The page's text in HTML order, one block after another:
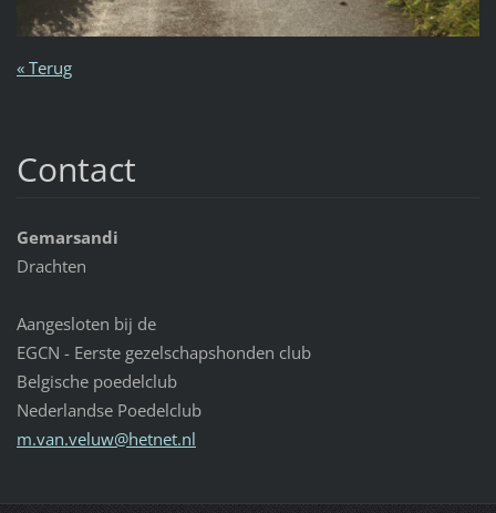
« Terug
Contact
Gemarsandi
Drachten
Aangesloten bij de
EGCN - Eerste gezelschapshonden club
Belgische poedelclub
Nederlandse Poedelclub
m.van.veluw@hetnet.nl